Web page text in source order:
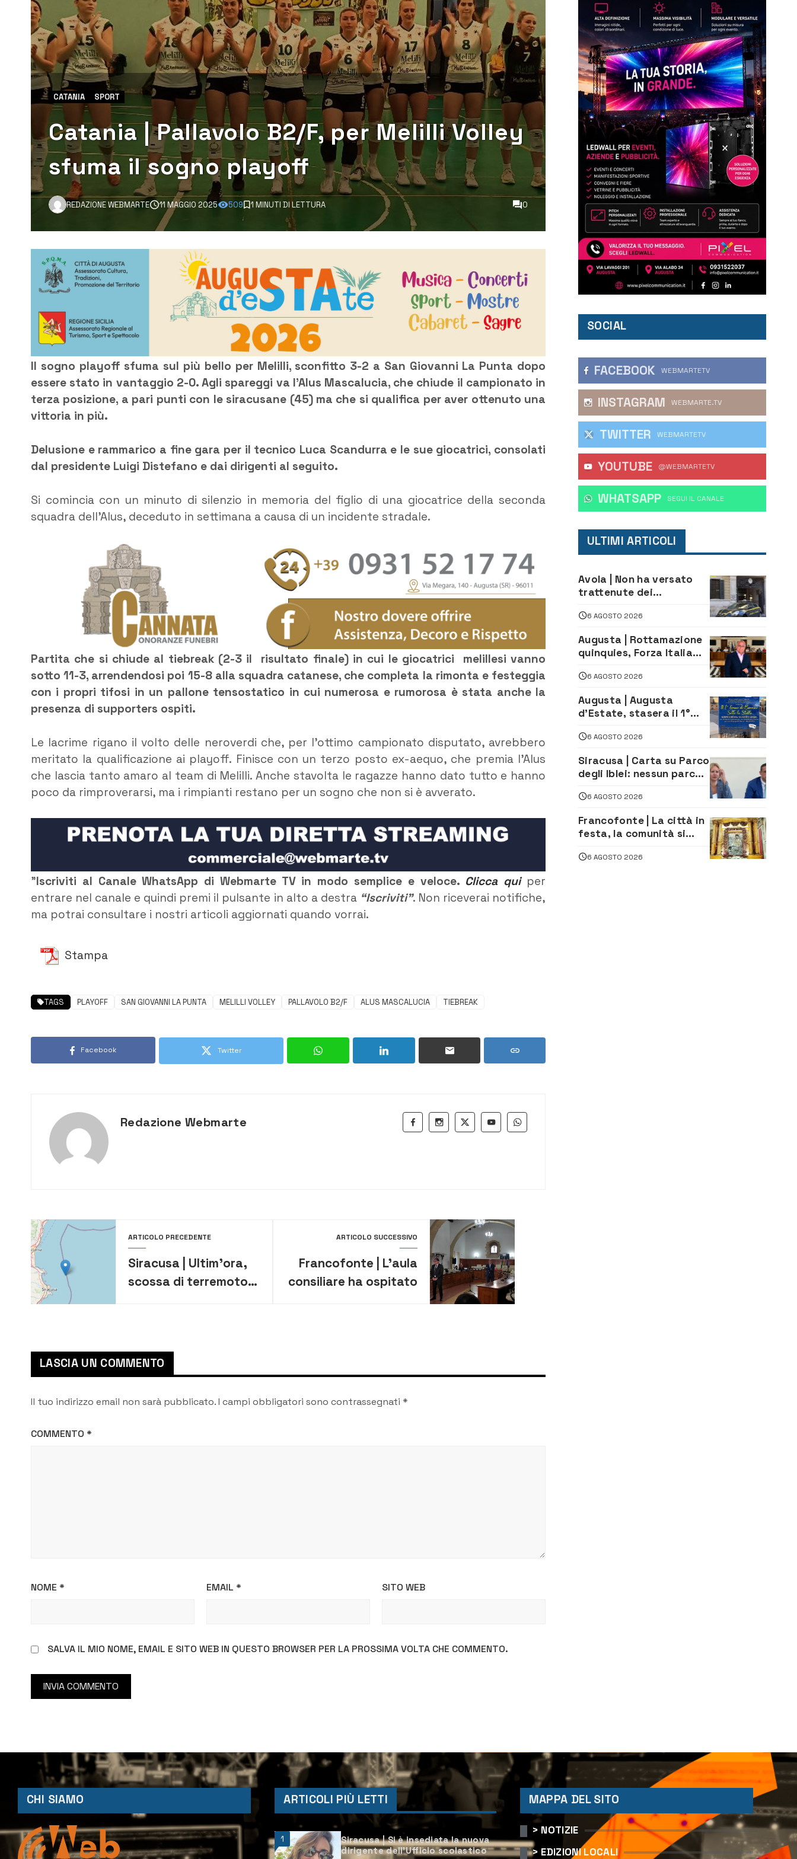
CATANIA SPORT
Catania | Pallavolo B2/F, per Melilli Volley
sfuma il sogno playoff
REDAZIONE WEBMARTE 11 MAGGIO 2025 509 1 MINUTI DI LETTURA 0
Il sogno playoff sfuma sul più bello per Melilli, sconfitto 3-2 a San Giovanni La Punta dopo
essere stato in vantaggio 2-0. Agli spareggi va l’Alus Mascalucia, che chiude il campionato in
terza posizione, a pari punti con le siracusane (45) ma che si qualifica per aver ottenuto una
vittoria in più.
Delusione e rammarico a fine gara per il tecnico Luca Scandurra e le sue giocatrici, consolati
dal presidente Luigi Distefano e dai dirigenti al seguito.
Si comincia con un minuto di silenzio in memoria del figlio di una giocatrice della seconda
squadra dell’Alus, deceduto in settimana a causa di un incidente stradale.
Partita che si chiude al tiebreak (2-3 il risultato finale) in cui le giocatrici melillesi vanno
sotto 11-3, arrendendosi poi 15-8 alla squadra catanese, che completa la rimonta e festeggia
con i propri tifosi in un pallone tensostatico in cui numerosa e rumorosa è stata anche la
presenza di supporters ospiti.
Le lacrime rigano il volto delle neroverdi che, per l’ottimo campionato disputato, avrebbero
meritato la qualificazione ai playoff. Finisce con un terzo posto ex-aequo, che premia l’Alus
che lascia tanto amaro al team di Melilli. Anche stavolta le ragazze hanno dato tutto e hanno
poco da rimproverarsi, ma i rimpianti restano per un sogno che non si è avverato.
”Iscriviti al Canale WhatsApp di Webmarte TV in modo semplice e veloce. Clicca quiper
entrare nel canale e quindi premi il pulsante in alto a destra “Iscriviti”. Non riceverai notifiche,
ma potrai consultare i nostri articoli aggiornati quando vorrai.
Stampa
TAGS PLAYOFF SAN GIOVANNI LA PUNTA MELILLI VOLLEY PALLAVOLO B2/F ALUS MASCALUCIA TIEBREAK
Facebook Twitter
Redazione Webmarte
ARTICOLO PRECEDENTE
Siracusa | Ultim’ora,
scossa di terremoto
ARTICOLO SUCCESSIVO
Francofonte | L’aula
consiliare ha ospitato
LASCIA UN COMMENTO
Il tuo indirizzo email non sarà pubblicato.I campi obbligatori sono contrassegnati *
COMMENTO *
NOME * EMAIL * SITO WEB
SALVA IL MIO NOME, EMAIL E SITO WEB IN QUESTO BROWSER PER LA PROSSIMA VOLTA CHE COMMENTO.
SOCIAL
FACEBOOK WEBMARTETV
INSTAGRAM WEBMARTE.TV
TWITTER WEBMARTETV
YOUTUBE @WEBMARTETV
WHATSAPP ‎SEGUI IL CANALE
ULTIMI ARTICOLI
Avola | Non ha versato
trattenute dei
oltre 700 mila euro a
imprenditore della
climatizzazione
6 AGOSTO 2026
Augusta | Rottamazione
quinquies, Forza Italia
«La proposta è nostra»
6 AGOSTO 2026
Augusta | Augusta
d’Estate, stasera il 1°
le Stelle: piazza
D’Astorga già sold out
6 AGOSTO 2026
Siracusa | Carta su Parco
degli Iblei: nessun parco
comunità e il territorio
6 AGOSTO 2026
Francofonte | La città in
festa, la comunità si
della Neve tra fede e
6 AGOSTO 2026
CHI SIAMO ARTICOLI PIÙ LETTI
1
Siracusa | Si è insediata la nuova
dirigente dell’Ufficio scolastico
MAPPA DEL SITO
> NOTIZIE
> EDIZIONI LOCALI